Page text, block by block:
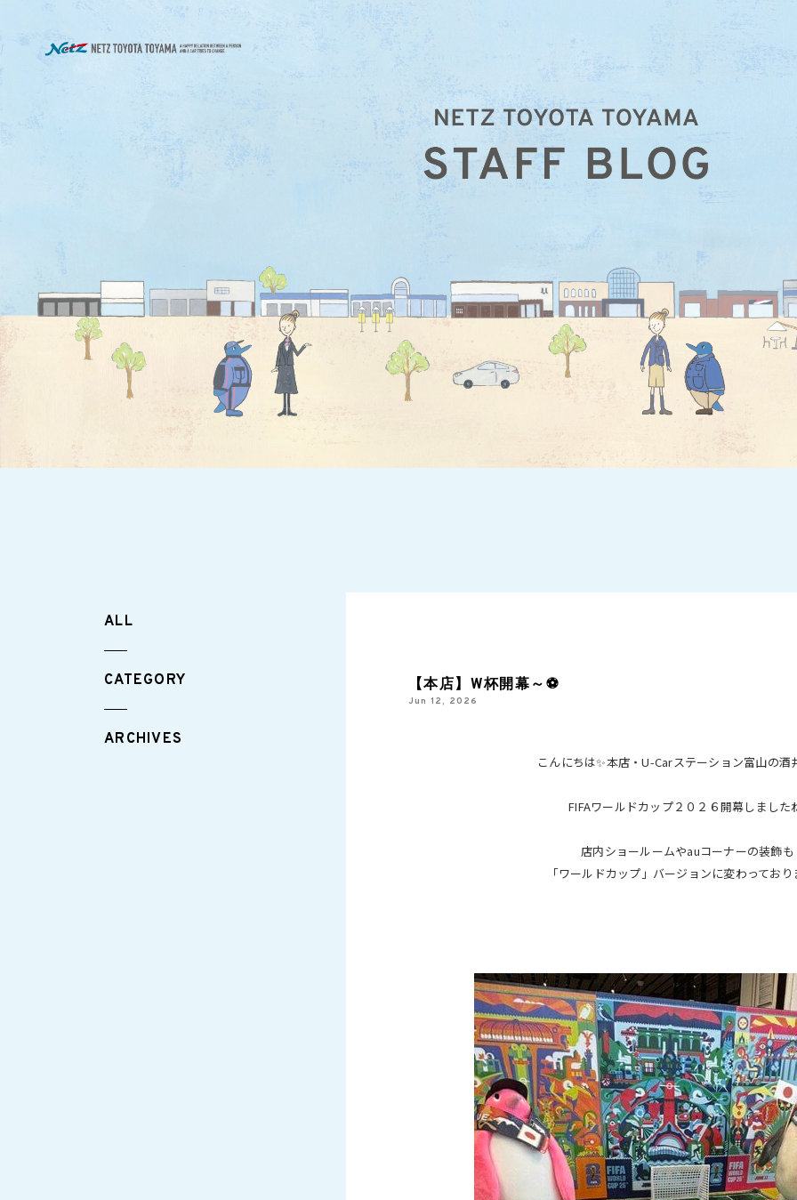
ALL
CATEGORY
ARCHIVES
【本店】W杯開幕～⚽
Jun 12, 2026
こんにちは✨本店・U-Carステーション富山の酒
FIFAワールドカップ２０２６開幕しました
店内ショールームやauコーナーの装飾も
「ワールドカップ」バージョンに変わってお